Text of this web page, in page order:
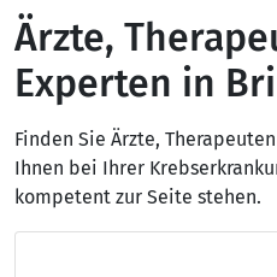
Ärzte,
Experten in
Finden Sie Ärzte,
Ihnen bei Ihrer
kompetent zur Seite stehen.